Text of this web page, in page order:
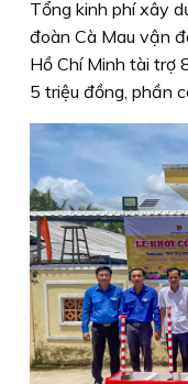
Tổng kinh phí xây
đoàn Cà Mau vận
Hồ Chí Minh tài trợ
5 triệu đồng, phần